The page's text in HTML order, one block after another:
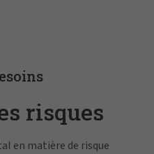
risques
en matière de risque